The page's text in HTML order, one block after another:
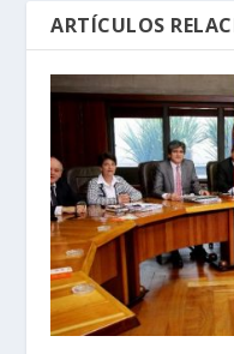
ARTÍCULOS